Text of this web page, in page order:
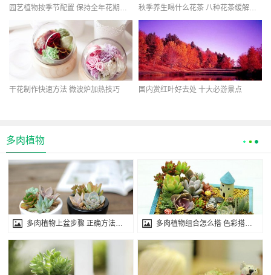
园艺植物按季节配置 保持全年花期连续 秋季养生喝什么花茶 八种花茶缓解秋燥
干花制作快速方法 微波炉加热技巧 国内赏红叶好去处 十大必游景点
多肉植物
多肉植物上盆步骤 正确方法与注意事项 多肉植物组合怎么搭 色彩搭配原则效果